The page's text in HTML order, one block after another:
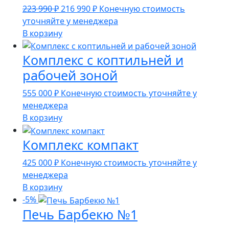
223 990₽ Первоначальная
цена
составляла
223
990 ₽.
216 990₽Текущая
цена:
990 ₽.
Конечную стоимость
уточняйте у менеджера
В корзину
Комплекс с коптильней и
рабочей зоной
555 000₽ Конечную стоимость уточняйте у
менеджера
В корзину
Комплекс компакт
425 000₽ Конечную стоимость уточняйте у
менеджера
В корзину
-5%
Печь Барбекю №1